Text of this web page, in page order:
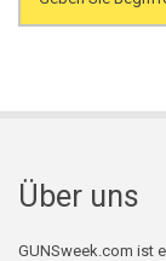
Search
Über uns
GUNSweek.com ist